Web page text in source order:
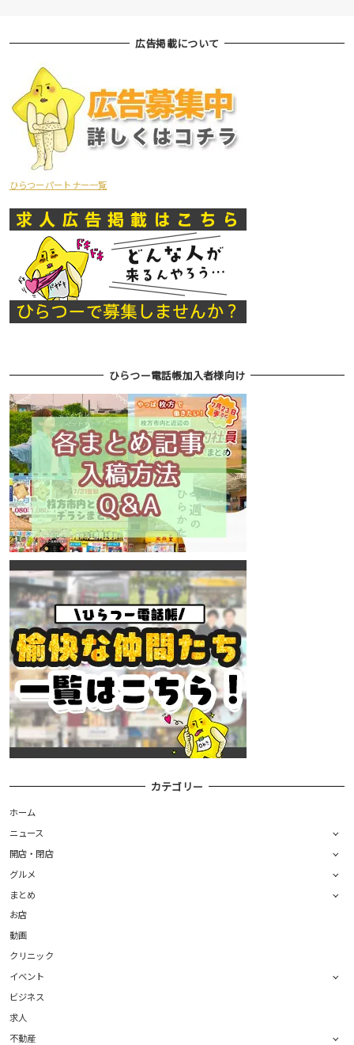
広告掲載について
ひらつーパートナー一覧
ひらつー電話帳加入者様向け
カテゴリー
ホーム
ニュース
開店・閉店
グルメ
まとめ
お店
動画
クリニック
イベント
ビジネス
求人
不動産